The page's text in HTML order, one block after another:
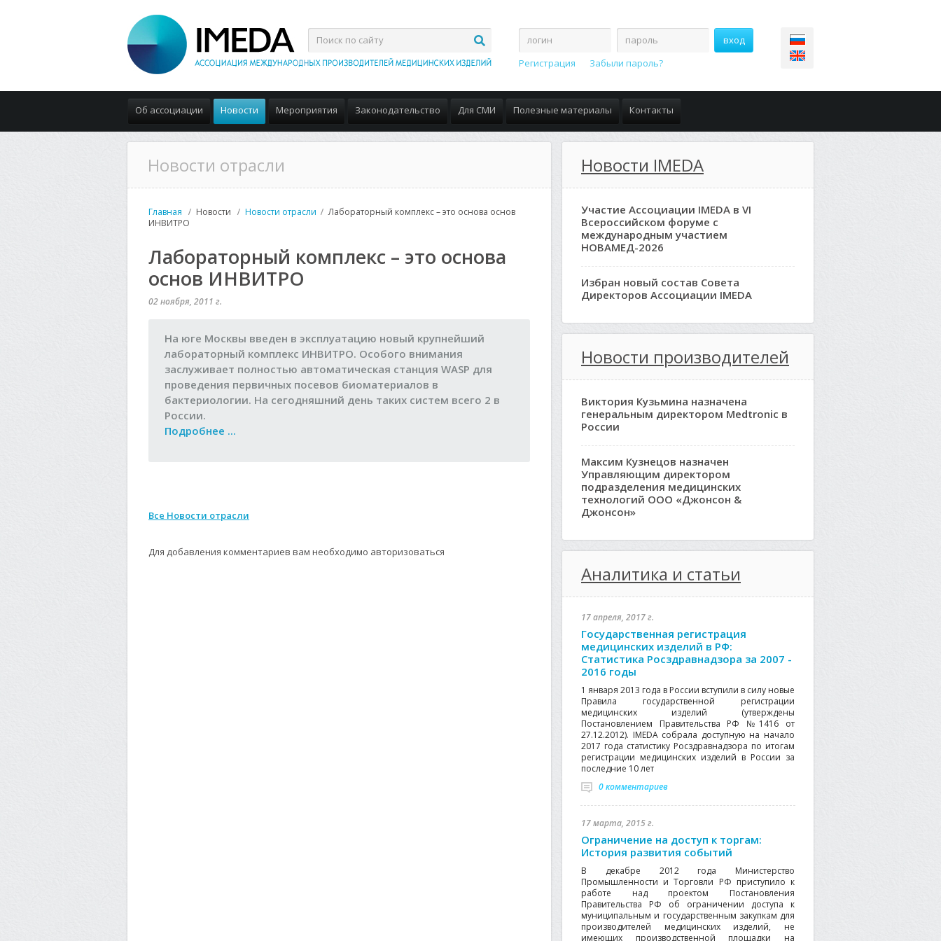
Регистрация Забыли пароль?
Об ассоциации Новости Мероприятия Законодательство Для СМИ Полезные материалы Контакты
Новости отрасли
Главная Новости Новости отрасли
Лабораторный комплекс – это основа основ
ИНВИТРО
Лабораторный комплекс – это основа
основ ИНВИТРО
02 ноября, 2011 г.
На юге Москвы введен в эксплуатацию новый крупнейший
лабораторный комплекс ИНВИТРО. Особого внимания
заслуживает полностью автоматическая станция WASP для
проведения первичных посевов биоматериалов в
бактериологии. На сегодняшний день таких систем всего 2 в
России.
Подробнее ...
Все Новости отрасли
Для добавления комментариев вам необходимо авторизоваться
Новости IMEDA
Участие Ассоциации IMEDA в VI
Всероссийском форуме с
международным участием
НОВАМЕД-2026
Избран новый состав Совета
Директоров Ассоциации IMEDA
Новости производителей
Виктория Кузьмина назначена
генеральным директором Medtronic в
России
Максим Кузнецов назначен
Управляющим директором
подразделения медицинских
технологий ООО «Джонсон &
Джонсон»
Аналитика и статьи
17 апреля, 2017 г.
Государственная регистрация
медицинских изделий в РФ:
Статистика Росздравнадзора за 2007 -
2016 годы
1 января 2013 года в России вступили в силу новые
Правила государственной регистрации
медицинских изделий (утверждены
Постановлением Правительства РФ №1416 от
27.12.2012). IMEDA собрала доступную на начало
2017 года статистику Росздравнадзора по итогам
регистрации медицинских изделий в России за
последние 10 лет
0 комментариев
17 марта, 2015 г.
Ограничение на доступ к торгам:
История развития событий
В декабре 2012 года Министерство
Промышленности и Торговли РФ приступило к
работе над проектом Постановления
Правительства РФ об ограничении доступа к
муниципальным и государственным закупкам для
производителей медицинских изделий, не
имеющих производственной площадки на